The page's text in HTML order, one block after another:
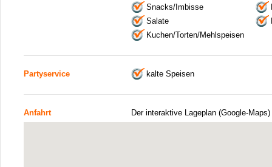
Snacks/Imbisse
Salate
Kuchen/Torten/Mehlspeisen
Partyservice kalte Speisen
Anfahrt Der interaktive Lageplan (Google-